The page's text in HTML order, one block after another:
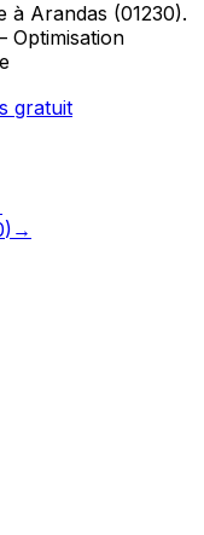
à Arandas (01230).
Optimisation
gratuit
) →